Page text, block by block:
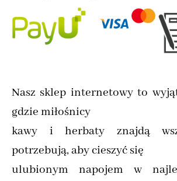
Nasz sklep internetowy to
gdzie miłośnicy
kawy i herbaty znajdą
potrzebują, aby cieszyć się
ulubionym napojem w